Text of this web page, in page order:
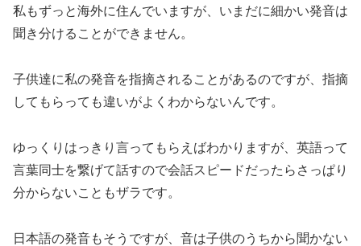
私もずっと海外に住んでいますが、いまだに細かい発音は
聞き分けることができません。
子供達に私の発音を指摘されることがあるのですが、指摘
してもらっても違いがよくわからないんです。
ゆっくりはっきり言ってもらえばわかりますが、英語って
言葉同士を繋げて話すので会話スピードだったらさっぱり
分からないこともザラです。
日本語の発音もそうですが、音は子供のうちから聞かない